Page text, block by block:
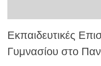
Εκπαιδευτικές
Γυμνασίου στο